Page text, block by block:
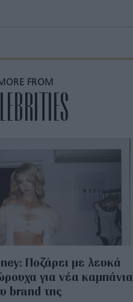
FROM
Ποζάρει με λευκά
για νέα καμπάνια
brand της